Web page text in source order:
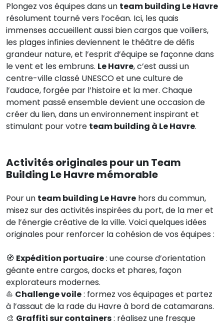
Plongez vos équipes dans un team building Le Havre
résolument tourné vers l’océan. Ici, les quais
immenses accueillent aussi bien cargos que voiliers,
les plages infinies deviennent le théâtre de défis
grandeur nature, et l’esprit d’équipe se façonne dans
le vent et les embruns. Le Havre, c’est aussi un
centre-ville classé UNESCO et une culture de
l’audace, forgée par l’histoire et la mer. Chaque
moment passé ensemble devient une occasion de
créer du lien, dans un environnement inspirant et
stimulant pour votre team building à Le Havre.
Activités originales pour un Team
Building Le Havre mémorable
Pour un team building Le Havre hors du commun,
misez sur des activités inspirées du port, de la mer et
de l’énergie créative de la ville. Voici quelques idées
originales pour renforcer la cohésion de vos équipes :
🧭 Expédition portuaire: une course d’orientation
géante entre cargos, docks et phares, façon
explorateurs modernes.
⛵ Challenge voile: formez vos équipages et partez
à l’assaut de la rade du Havre à bord de catamarans.
🎨 Graffiti sur containers: réalisez une fresque